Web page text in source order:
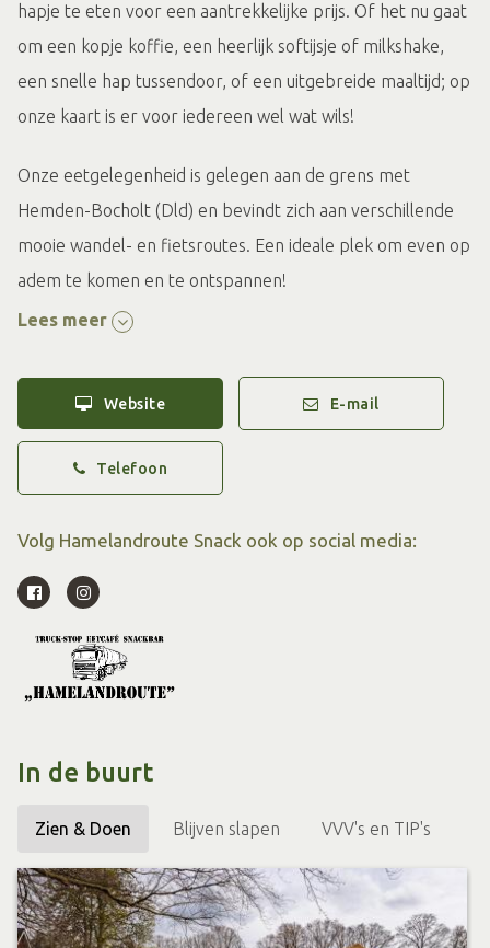
hapje te eten voor een aantrekkelijke prijs. Of het nu gaat
om een kopje koffie, een heerlijk softijsje of milkshake,
een snelle hap tussendoor, of een uitgebreide maaltijd; op
onze kaart is er voor iedereen wel wat wils!
Onze eetgelegenheid is gelegen aan de grens met
Hemden-Bocholt (Dld) en bevindt zich aan verschillende
mooie wandel- en fietsroutes. Een ideale plek om even op
adem te komen en te ontspannen!
U kunt bij ons gezellig binnen aan tafel aanschuiven of op
uiteraard ook! Bekijk alvast onze menukaart op onze
website: www.hamelandroute.nl
Kwaliteit en gastvrijheid staan bij ons hoog in het vaandel
producten.
Zo wordt onze verse friet altijd in schoon plantaardig vet
hebben en de aardappelsmaak optimaal tot zijn recht
komt.
rundergehakt dat speciaal voor ons door de slager wordt
heerlijke hamburger.
Daarnaast staan er lekkere huisgemaakte soepen op de
kaart en worden ook verschillende sauzen volgens eigen
receptuur gemaakt.
Lees meer
Website E-mail
Telefoon
Volg Hamelandroute Snack ook op social media:
In de buurt
Zien & Doen Blijven slapen VVV's en TIP's